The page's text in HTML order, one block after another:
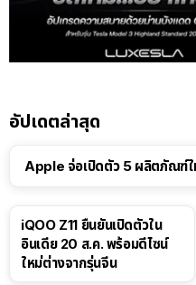
อัปเดตล่าสุด
Apple จ่อเปิดตัว 5 ผลิตภัณฑ์
iQOO Z11 ยืนยันเปิดตัวใน
อินเดีย 20 ส.ค. พร้อมดีไซน์
ใหม่ต่างจากรุ่นจีน